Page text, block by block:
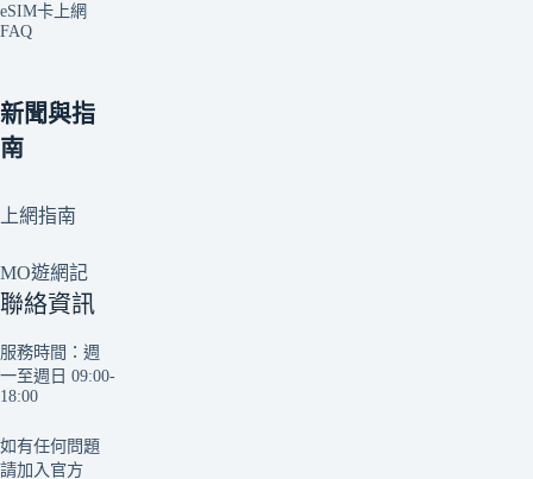
eSIM卡上網
FAQ
新聞與指
南
上網指南
MO遊網記
聯絡資訊
服務時間：週
一至週日 09:00-
18:00
如有任何問題
請加入官方